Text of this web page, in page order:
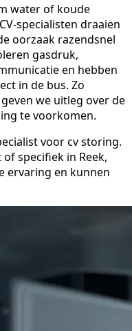
water of koude
specialisten draaien
oorzaak razendsnel
gasdruk,
en hebben
in de bus. Zo
we uitleg over de
te voorkomen.
voor cv storing.
specifiek in Reek,
ervaring en kunnen